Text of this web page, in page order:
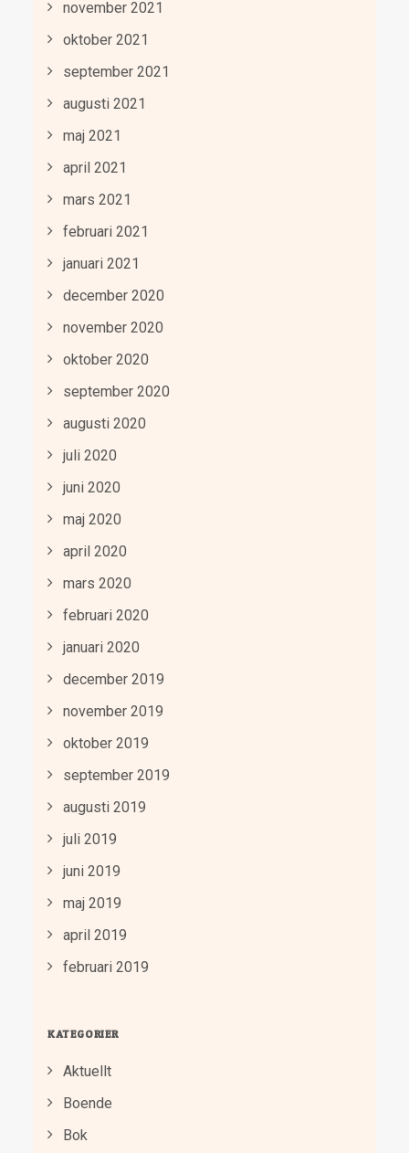
november 2021
oktober 2021
september 2021
augusti 2021
maj 2021
april 2021
mars 2021
februari 2021
januari 2021
december 2020
november 2020
oktober 2020
september 2020
augusti 2020
juli 2020
juni 2020
maj 2020
april 2020
mars 2020
februari 2020
januari 2020
december 2019
november 2019
oktober 2019
september 2019
augusti 2019
juli 2019
juni 2019
maj 2019
april 2019
februari 2019
KATEGORIER
Aktuellt
Boende
Bok